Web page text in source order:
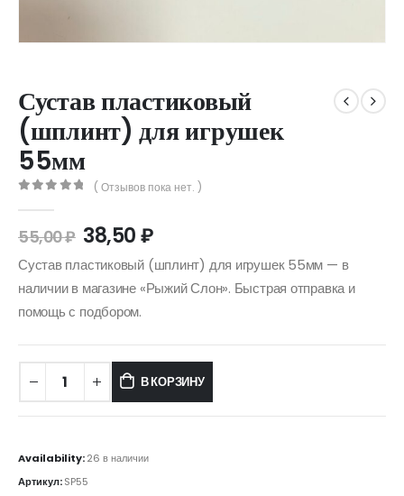
Сустав пластиковый
(шплинт) для игрушек
55мм
( Отзывов пока нет. )
55,00₽ 38,50₽
Сустав пластиковый (шплинт) для игрушек 55мм — в
наличии в магазине «Рыжий Слон». Быстрая отправка и
помощь с подбором.
В КОРЗИНУ
Availability:26 в наличии
Артикул:SP55